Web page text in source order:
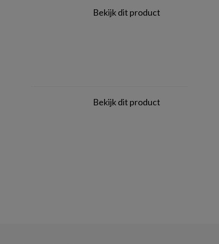
Bekijk dit product
Bekijk dit product